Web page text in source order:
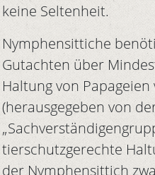
keine Seltenheit.
Nymphensittiche
Gutachten über
Haltung von
(herausgegeben von
tierschutzgerechte
der Nymphensittich